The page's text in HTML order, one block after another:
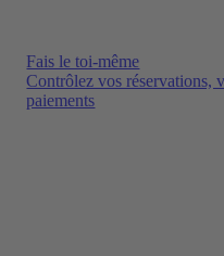
Fais le toi-même
Contrôlez vos réservations,
paiements